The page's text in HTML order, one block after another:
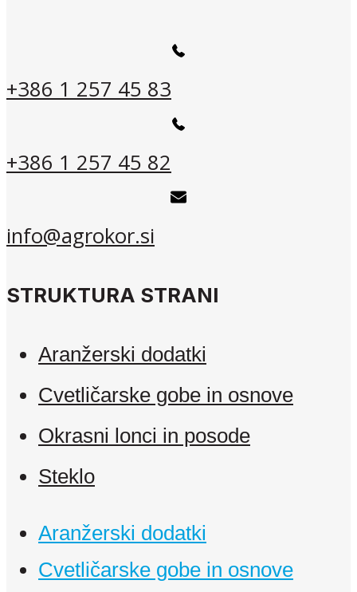
+386 1 257 45 83
+386 1 257 45 82
info@agrokor.si
STRUKTURA STRANI
Aranžerski dodatki
Cvetličarske gobe in osnove
Okrasni lonci in posode
Steklo
Aranžerski dodatki
Cvetličarske gobe in osnove